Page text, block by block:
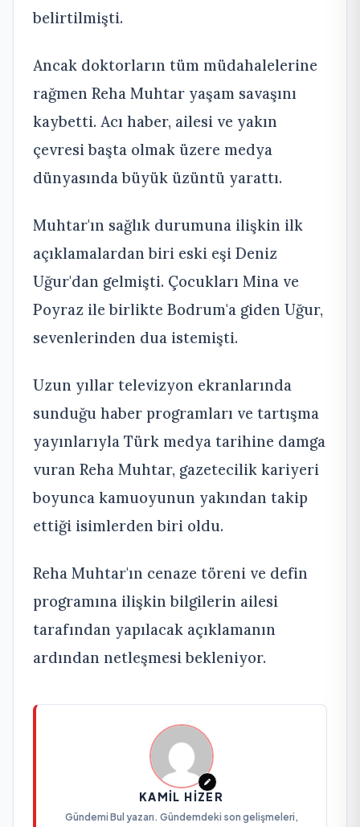
belirtilmişti.
Ancak doktorların tüm müdahalelerine
rağmen Reha Muhtar yaşam savaşını
kaybetti. Acı haber, ailesi ve yakın
çevresi başta olmak üzere medya
dünyasında büyük üzüntü yarattı.
Muhtar'ın sağlık durumuna ilişkin ilk
açıklamalardan biri eski eşi Deniz
Uğur'dan gelmişti. Çocukları Mina ve
Poyraz ile birlikte Bodrum'a giden Uğur,
sevenlerinden dua istemişti.
Uzun yıllar televizyon ekranlarında
sunduğu haber programları ve tartışma
yayınlarıyla Türk medya tarihine damga
vuran Reha Muhtar, gazetecilik kariyeri
boyunca kamuoyunun yakından takip
ettiği isimlerden biri oldu.
Reha Muhtar'ın cenaze töreni ve defin
programına ilişkin bilgilerin ailesi
tarafından yapılacak açıklamanın
ardından netleşmesi bekleniyor.
KAMIL HIZER
Gündemi Bul yazarı. Gündemdeki son gelişmeleri,